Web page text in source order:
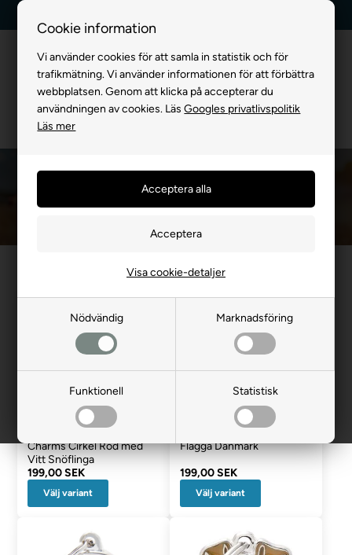
Cookie information
Vi använder cookies för att samla in statistik och för
trafikmätning. Vi använder informationen för att förbättra
webbplatsen. Genom att klicka på accepterar du
användningen av cookies. LäsGoogles privatlivspolitik
Läs mer
Nödvändig Marknadsföring
Funktionell Statistisk
Visa cookie-detaljer
Tecken med rashundar
Framsida»FÖR HUND»Hundbricka»My Family Hundbricka»Tecken med
Charms Cirkel Röd med
Vitt Snöflinga
199,00 SEK
Välj variant
Flagga Danmark
199,00 SEK
Välj variant